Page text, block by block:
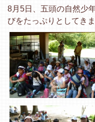
8月5日、五頭の自然少
びをたっぷりとしてきま